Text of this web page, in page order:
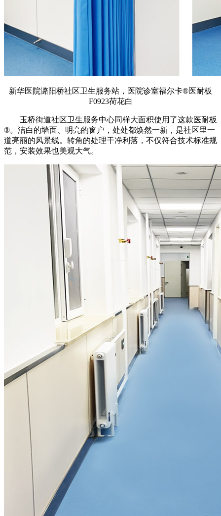
新华医院潞阳桥社区卫生服务站，医院诊室福尔卡®医耐板
F0923荷花白
玉桥街道社区卫生服务中心同样大面积使用了这款医耐板
®。洁白的墙面、明亮的窗户，处处都焕然一新，是社区里一
道亮丽的风景线。转角的处理干净利落，不仅符合技术标准规
范，安装效果也美观大气。